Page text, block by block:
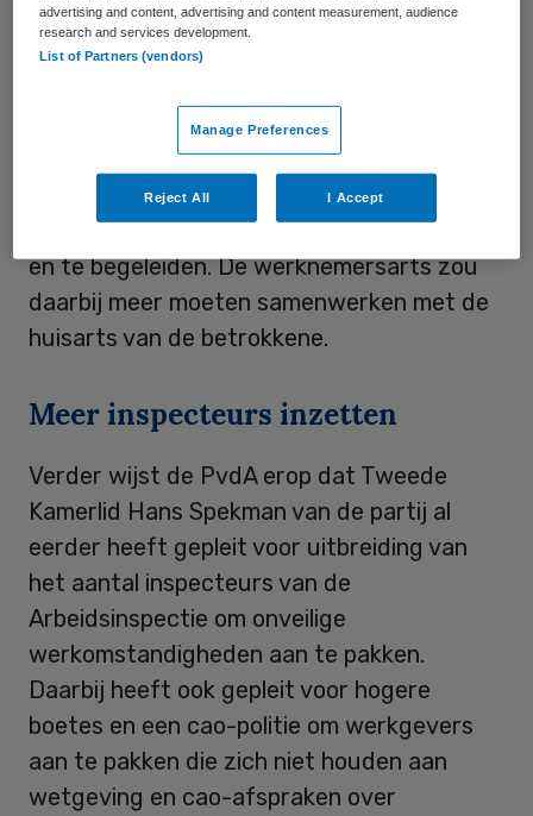
onafhankelijke werknemersarts moeten
komen. De rol van bedrijfsarts wordt dan
van arbeidsomstandigheden en
preventiebeleid. De werknemersarts zou
tot taak moeten krijgen mensen die door
hun werk ziek zijn geworden, te behandelen
en te begeleiden. De werknemersarts zou
daarbij meer moeten samenwerken met de
huisarts van de betrokkene.
Meer inspecteurs inzetten
Verder wijst de PvdA erop dat Tweede
Kamerlid Hans Spekman van de partij al
eerder heeft gepleit voor uitbreiding van
het aantal inspecteurs van de
Arbeidsinspectie om onveilige
werkomstandigheden aan te pakken.
Daarbij heeft ook gepleit voor hogere
boetes en een cao-politie om werkgevers
aan te pakken die zich niet houden aan
wetgeving en cao-afspraken over
advertising and content, advertising and content measurement, audience
research and services development.
List of Partners (vendors)
Manage Preferences
Reject All I Accept